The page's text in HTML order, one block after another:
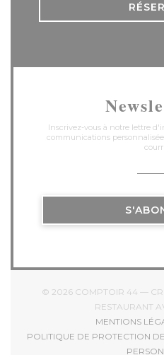
Inscrivez-vous à notre lettre
communications
© 2026 COMPTOIR 44 —
RESTAURANT
MENTIONS
POLITIQUE DE PROTECTION